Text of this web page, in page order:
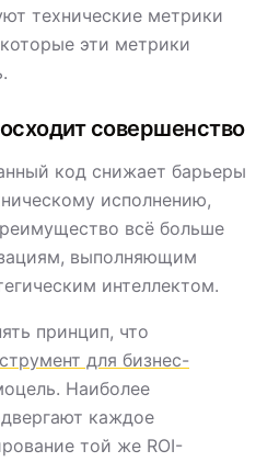
технические метрики
эти метрики
совершенство
код снижает барьеры
исполнению,
всё больше
выполняющим
интеллектом.
принцип, что
для бизнес-
Наиболее
каждое
той же ROI-